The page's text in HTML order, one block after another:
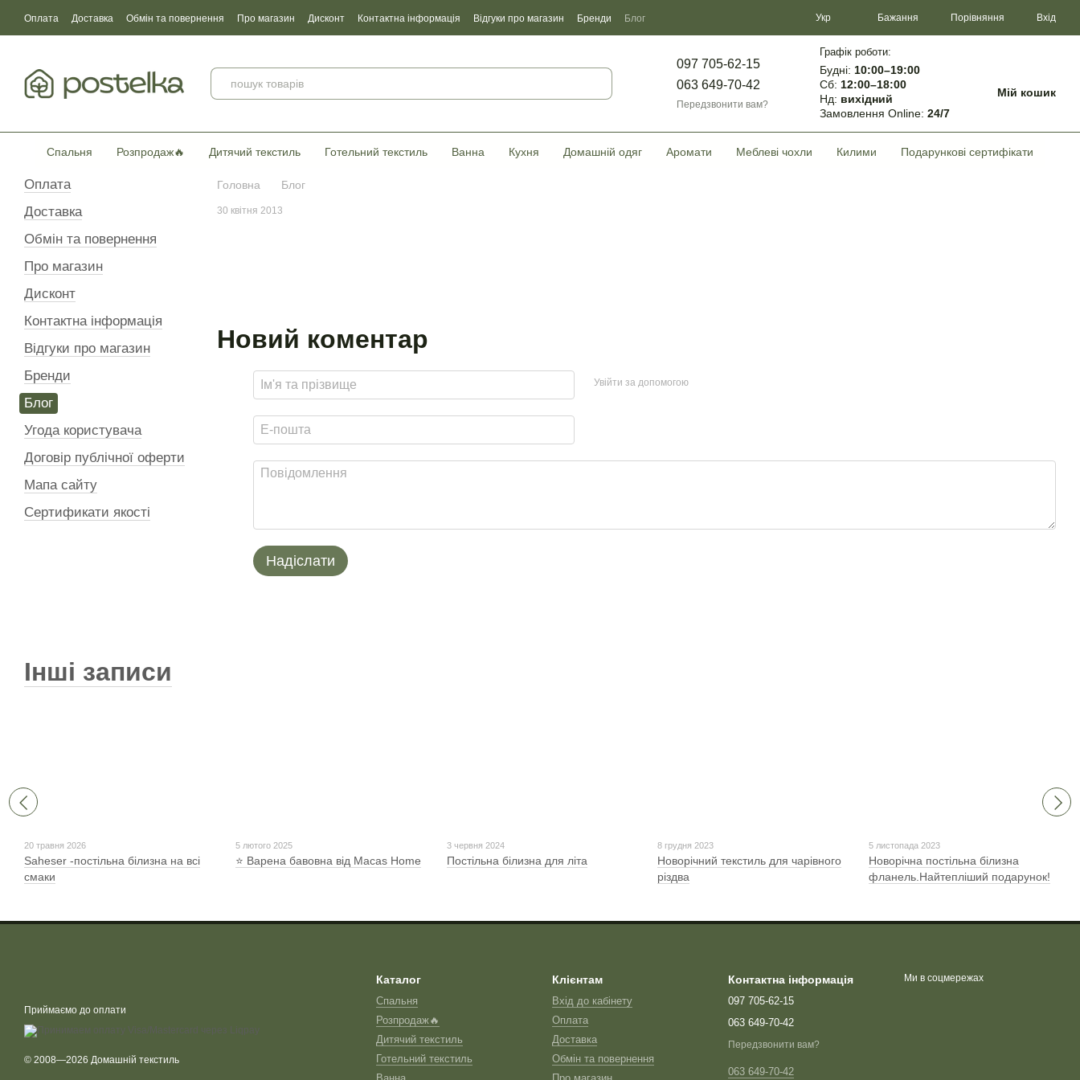
Оплата Доставка Обмін та повернення Про магазин Дисконт Контактна інформація Відгуки про магазин Бренди
Блог
Угода користувача
Договір публічної оферти Сертификати якості
Укр Бажання Порівняння Вхід
097 705-62-15
063 649-70-42
Передзвонити вам?
Графік роботи:
Будні: 10:00–19:00
Сб: 12:00–18:00
Нд: вихідний
Замовлення Online: 24/7
Мій кошик
Спальня Розпродаж🔥 Дитячий текстиль Готельний текстиль Ванна Кухня Домашній одяг Аромати Меблеві чохли Килими Подарункові сертифікати
Головна Блог
30 квітня 2013
Новий коментар
Увійти за допомогою
Надіслати
Оплата
Доставка
Обмін та повернення
Про магазин
Дисконт
Контактна інформація
Відгуки про магазин
Бренди
Блог
Угода користувача
Договір публічної оферти
Мапа сайту
Сертификати якості
Інші записи
20 травня 2026
Saheser -постільна білизна на всі
смаки
5 лютого 2025
⭐ Варена бавовна від Macas Home
3 червня 2024
Постільна білизна для літа
8 грудня 2023
Новорічний текстиль для чарівного
різдва
5 листопада 2023
Новорічна постільна білизна
фланель.Найтепліший подарунок!
Приймаємо до оплати
© 2008—2026 Домашній текстиль
Каталог
Спальня
Розпродаж🔥
Дитячий текстиль
Готельний текстиль
Клієнтам
Вхід до кабінету
Оплата
Доставка
Обмін та повернення
Контактна інформація
097 705-62-15
063 649-70-42
Передзвонити вам?
063 649-70-42
Ми в соцмережах